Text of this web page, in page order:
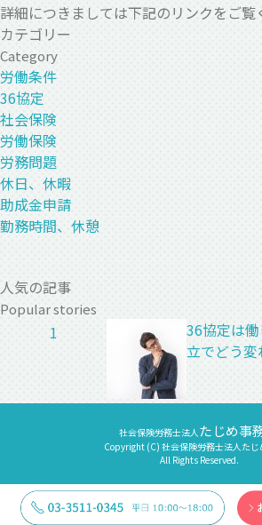
詳細につきましては下記のリンクをご覧
カテゴリー
Category
労働条件
36協定
社会保険
労働保険
労務問題
休日、休暇
助成金申請
勤務時間、休憩
人気の記事
Popular stories
1
36協定は
立でどう変
社会保険労務士法人 たじめ事
Copyright (C) 社会保険労務士法人たじ
All Rights Reserved.